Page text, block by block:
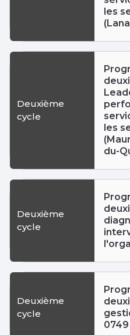
les
Deuxième
cycle
les
du-
Deuxième
cycle
Deuxième
cycle
0749